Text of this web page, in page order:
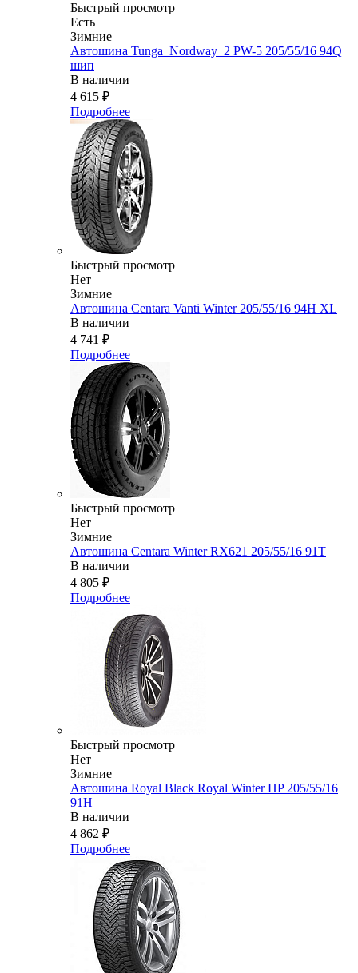
Быстрый просмотр
Есть
Зимние
Автошина Tunga_Nordway_2 PW-5 205/55/16 94Q
шип
В наличии
4 615 ₽
Подробнее
Быстрый просмотр
Нет
Зимние
Автошина Centara Vanti Winter 205/55/16 94H XL
В наличии
4 741 ₽
Подробнее
Быстрый просмотр
Нет
Зимние
Автошина Centara Winter RX621 205/55/16 91T
В наличии
4 805 ₽
Подробнее
Быстрый просмотр
Нет
Зимние
Автошина Royal Black Royal Winter HP 205/55/16
91H
В наличии
4 862 ₽
Подробнее